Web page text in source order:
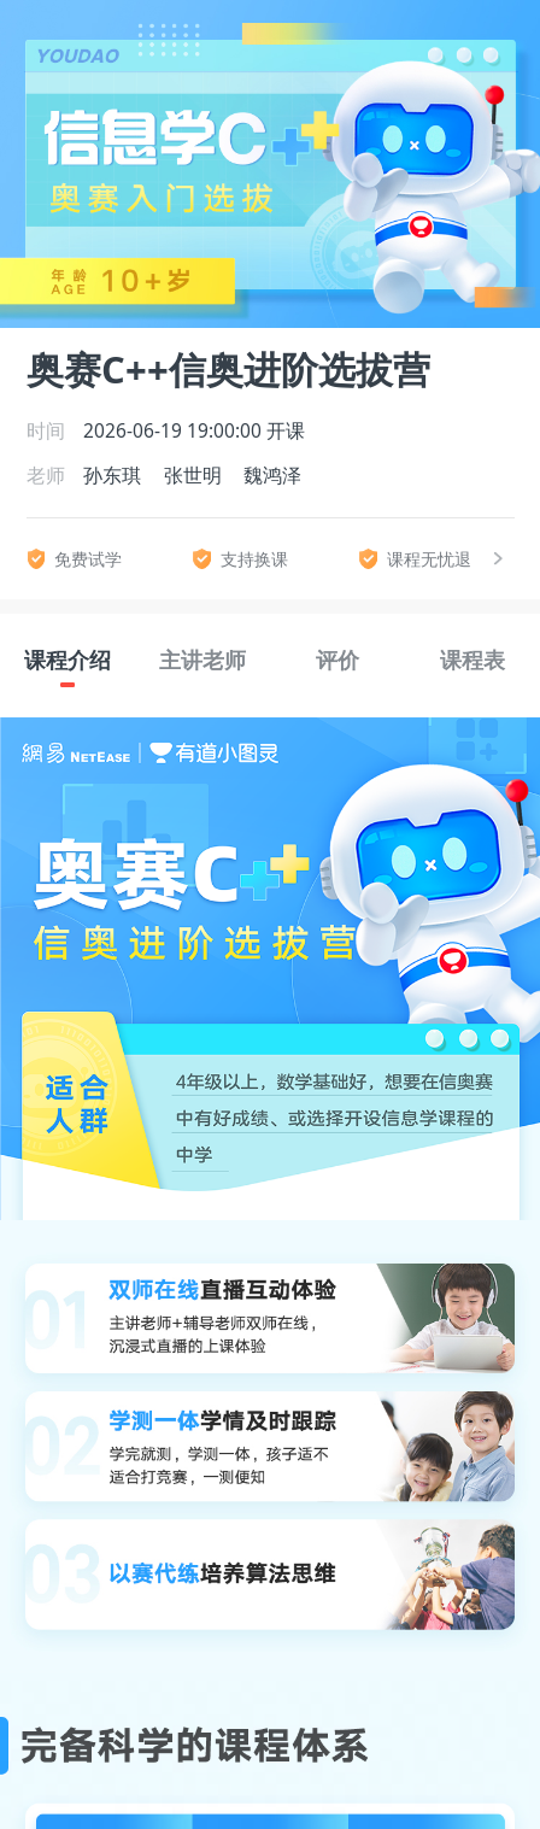
奥赛C++信奥进阶选拔营
时间 2026-06-19 19:00:00 开课
老师
孙东琪 张世明 魏鸿泽
免费试学 支持换课 课程无忧退
课程介绍 主讲老师 评价 课程表